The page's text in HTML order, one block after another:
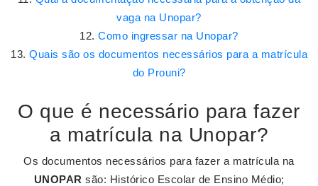
vaga na Unopar?
Como ingressar na Unopar?
Quais são os documentos necessários para a matrícula
do Prouni?
O que é necessário para fazer
a matrícula na Unopar?
Os documentos necessários para fazer a matrícula na
UNOPAR são: Histórico Escolar de Ensino Médio;